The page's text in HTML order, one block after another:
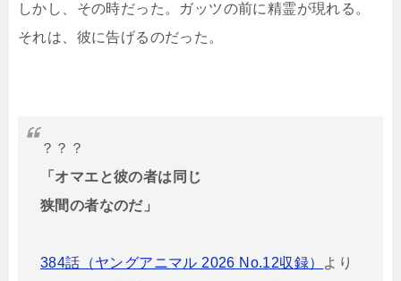
しかし、その時だった。ガッツの前に精霊が現れる。
それは、彼に告げるのだった。
？？？
「オマエと彼の者は同じ
狭間の者なのだ」
384話（ヤングアニマル 2026 No.12収録） より